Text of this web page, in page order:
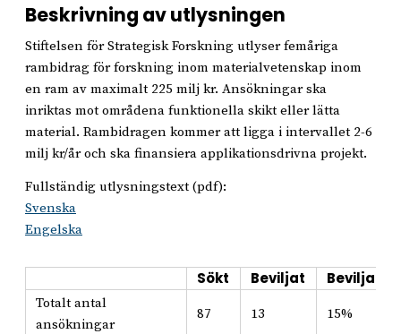
Beskrivning av utlysningen
Stiftelsen för Strategisk Forskning utlyser femåriga
rambidrag för forskning inom materialvetenskap inom
en ram av maximalt 225 milj kr. Ansökningar ska
inriktas mot områdena funktionella skikt eller lätta
material. Rambidragen kommer att ligga i intervallet 2-6
milj kr/år och ska finansiera applikationsdrivna projekt.
Fullständig utlysningstext (pdf):
Svenska
Engelska
Sökt Beviljat Beviljat i
Totalt antal
ansökningar
87 13 15%